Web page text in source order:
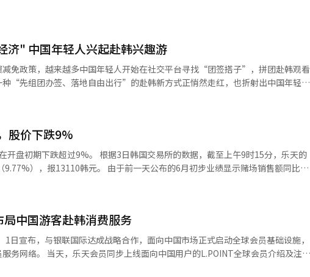
济" 中国年轻人兴起赴韩兴趣游
免政策，越来越多中国年轻人开始在社交平台寻找“团签搭子”，拼团赴韩观看
“先组团办签、落地自由出行”的赴韩新方式正悄然走红，也折射出中国年轻消
南、菲律宾等6国团体游客实
前一年的0.19%降至0.07%，显示政策整体运行平稳，也为优惠措施继续实施提
历史最快纪录。其中，仅5月份中国游客就达到约56万人次，在主要客源市场中
旅游旺季临近，业内预计，赴韩旅游需求仍将进一步释放。 与此同时，中国
韩流文化
费方式。与此同时，韩国医美、皮肤管理、美容护理以及各类美妆产品在中国
医美游”“周末首尔购物”等短途出游方式也越来越受到年轻消费者欢迎。 在这
统旅行社组织的跟团游不同，不少年轻消费者开始
搭子”“韩国演唱会拼团”“韩国医美搭子”等信息，希望快速凑齐申请团体签
股价下跌9%
国交易所的数据，截至上午9时15分，乐天的
前一天公布的6月初步业绩显示赌场销售额同比下
增长4.0%和22.0%。上半年累计桌面投入额也达到3兆8145亿韩元，同比增加
）系统翻译与编辑。
中国游客赴韩消费服务
宣布，与银联国际达成战略合作，面向中国市场正式启动全球会员基础设施，
全球会员介绍及注册
过邮箱认证即可完成会员注册，无需抵达韩国后再办理相关手续。赴韩后，用户